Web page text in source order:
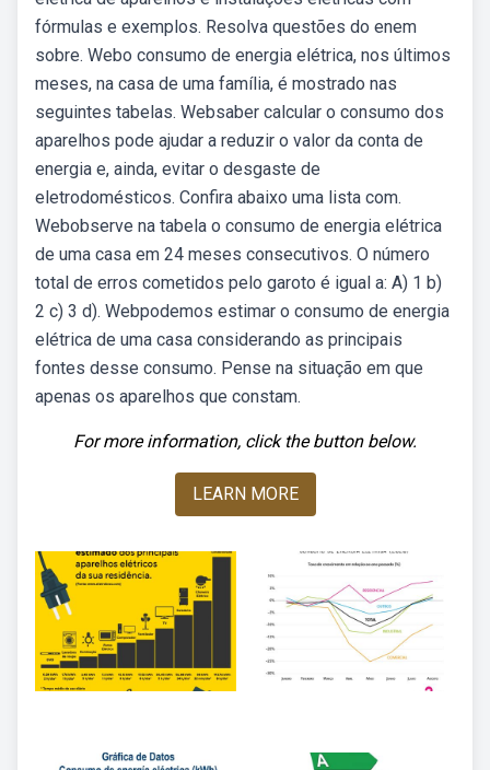
fórmulas e exemplos. Resolva questões do enem
sobre. Webo consumo de energia elétrica, nos últimos
meses, na casa de uma família, é mostrado nas
seguintes tabelas. Websaber calcular o consumo dos
aparelhos pode ajudar a reduzir o valor da conta de
energia e, ainda, evitar o desgaste de
eletrodomésticos. Confira abaixo uma lista com.
Webobserve na tabela o consumo de energia elétrica
de uma casa em 24 meses consecutivos. O número
total de erros cometidos pelo garoto é igual a: A) 1 b)
2 c) 3 d). Webpodemos estimar o consumo de energia
elétrica de uma casa considerando as principais
fontes desse consumo. Pense na situação em que
apenas os aparelhos que constam.
For more information, click the button below.
LEARN MORE